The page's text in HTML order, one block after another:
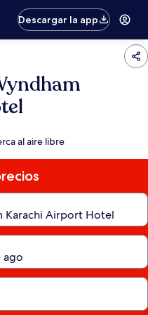
Descargar la app
al aire libre